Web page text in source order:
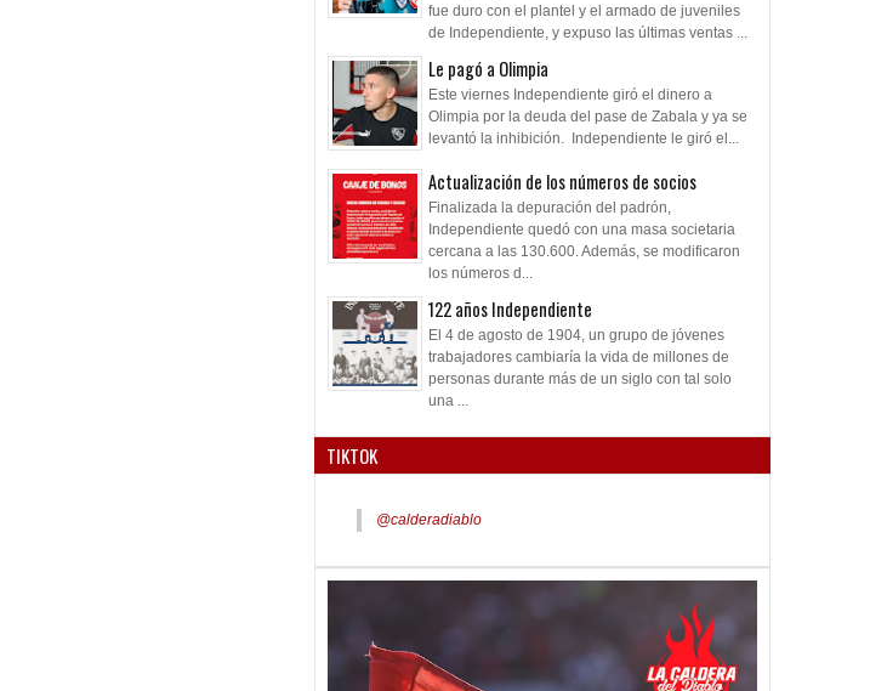
fue duro con el plantel y el armado de juveniles
de Independiente, y expuso las últimas ventas ...
Le pagó a Olimpia
Este viernes Independiente giró el dinero a
Olimpia por la deuda del pase de Zabala y ya se
levantó la inhibición. Independiente le giró el...
Actualización de los números de socios
Finalizada la depuración del padrón,
Independiente quedó con una masa societaria
cercana a las 130.600. Además, se modificaron
los números d...
122 años Independiente
El 4 de agosto de 1904, un grupo de jóvenes
trabajadores cambiaría la vida de millones de
personas durante más de un siglo con tal solo
una ...
TIKTOK
@calderadiablo